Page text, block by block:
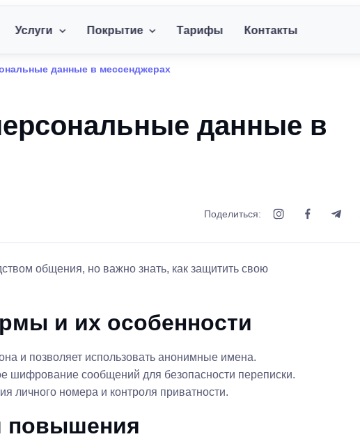
Услуги Покрытие Тарифы Контакты
данные в мессенджерах
данные в
Поделиться:
общения, но важно знать, как защитить свою
и их особенности
и позволяет использовать анонимные имена.
шифрование сообщений для безопасности переписки.
личного номера и контроля приватности.
повышения